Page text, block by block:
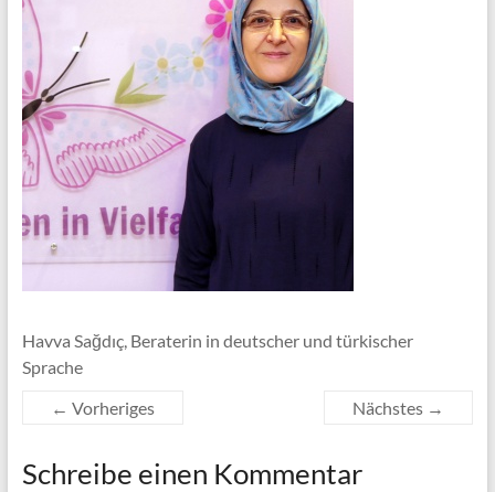
Havva Sağdıç, Beraterin in deutscher und türkischer
Sprache
← Vorheriges
Nächstes →
Schreibe einen Kommentar